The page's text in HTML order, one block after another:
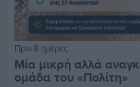
Πριν 8 ημέρες
Μία μικρή αλλά
ομάδα του «Πολίτη»